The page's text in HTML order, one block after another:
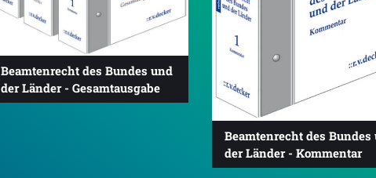
Beamtenrecht des Bundes und
der Länder - Gesamtausgabe
Beamtenrecht des Bundes
der Länder - Kommentar